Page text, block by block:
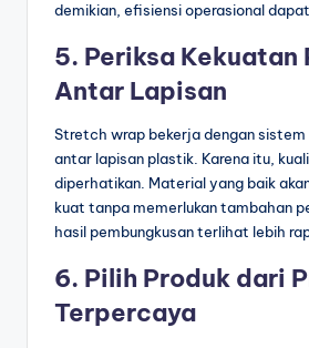
demikian, efisiensi operasional
5. Periksa Kekuatan
Antar Lapisan
Stretch wrap bekerja dengan
antar lapisan plastik. Karena itu,
diperhatikan. Material yang baik
kuat tanpa memerlukan tambahan
hasil pembungkusan terlihat lebih
6. Pilih Produk dari
Terpercaya